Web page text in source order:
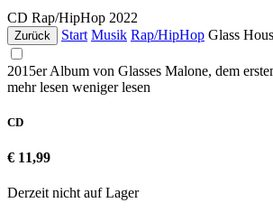
CD Rap/HipHop 2022
Zurück Start Musik Rap/HipHop Glass
2015er Album von Glasses Malone, dem
mehr lesen weniger lesen
CD
€ 11,99
Derzeit nicht auf Lager